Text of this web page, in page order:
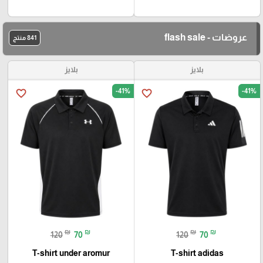
عروضات - flash sale 841 منتج
بلايز
favorite_border -41%
120 ₪ 70 ₪
T-shirt adidas
بلايز
favorite_border -41%
120 ₪ 70 ₪
T-shirt under aromur